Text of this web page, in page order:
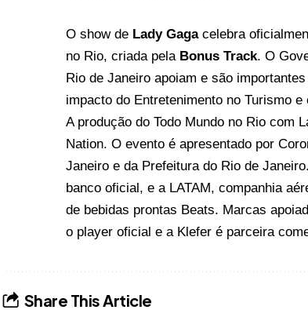
O show de Lady Gaga celebra
no Rio, criada pela Bonus Track. O
Rio de Janeiro apoiam e são
impacto do Entretenimento no Turismo
A produção do Todo Mundo no Rio com
Nation. O evento é apresentado por
Janeiro e da Prefeitura do Rio de
banco oficial, e a LATAM, companhia
de bebidas prontas Beats. Marcas
o player oficial e a Klefer é parceira
Share This Article